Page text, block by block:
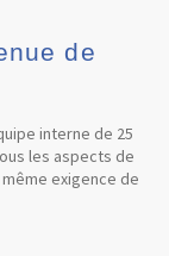
de
interne de 25
les aspects de
exigence de